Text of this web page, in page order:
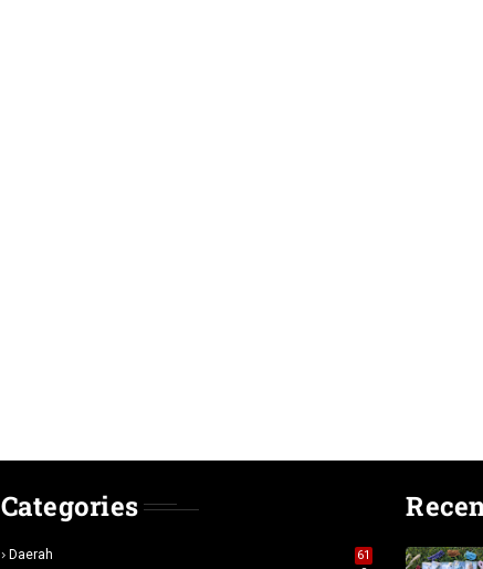
Categories
Daerah
61